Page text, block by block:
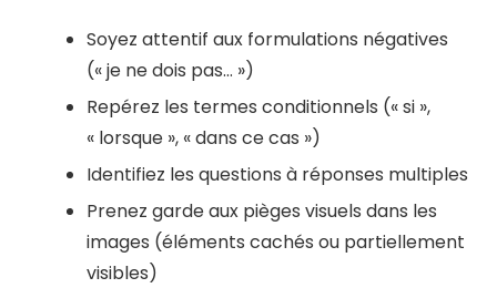
Soyez attentif aux formulations négatives
(« je ne dois pas… »)
Repérez les termes conditionnels (« si »,
« lorsque », « dans ce cas »)
Identifiez les questions à réponses multiples
Prenez garde aux pièges visuels dans les
images (éléments cachés ou partiellement
visibles)